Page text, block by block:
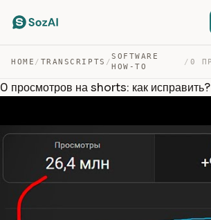
HOME / TRANSCRIPTS /
SOFTWARE
HOW-TO
/
0 просмотров на shorts: как исправить?